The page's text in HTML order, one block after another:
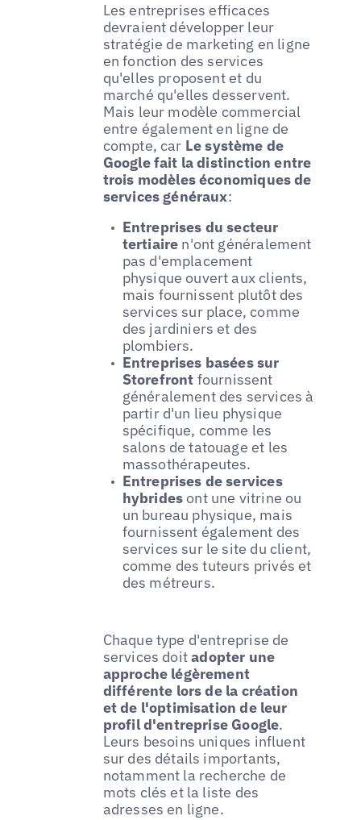
Les entreprises efficaces
devraient développer leur
stratégie de marketing en ligne
en fonction des services
qu'elles proposent et du
marché qu'elles desservent.
Mais leur modèle commercial
entre également en ligne de
compte, car Le système de
Google fait la distinction entre
trois modèles économiques de
services généraux:
Entreprises du secteur
tertiaire n'ont généralement
pas d'emplacement
physique ouvert aux clients,
mais fournissent plutôt des
services sur place, comme
des jardiniers et des
plombiers.
Entreprises basées sur
Storefront fournissent
généralement des services à
partir d'un lieu physique
spécifique, comme les
salons de tatouage et les
massothérapeutes.
Entreprises de services
hybrides ont une vitrine ou
un bureau physique, mais
fournissent également des
services sur le site du client,
comme des tuteurs privés et
des métreurs.
Chaque type d'entreprise de
services doitadopter une
approche légèrement
différente lors de la création
et de l'optimisation de leur
profil d'entreprise Google.
Leurs besoins uniques influent
sur des détails importants,
notamment la recherche de
mots clés et la liste des
adresses en ligne.